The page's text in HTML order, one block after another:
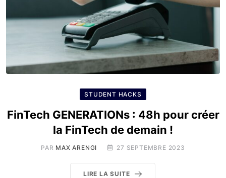
STUDENT HACKS
FinTech GENERATIONs : 48h pour créer
la FinTech de demain !
PAR MAX ARENGI 27 SEPTEMBRE 2023
LIRE LA SUITE